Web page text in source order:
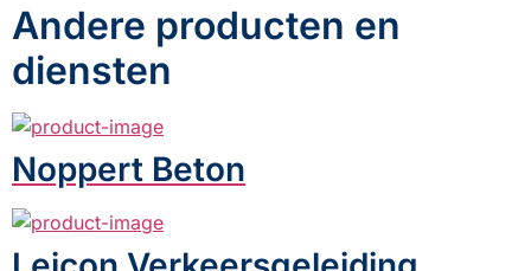
Andere producten en
diensten
Noppert Beton